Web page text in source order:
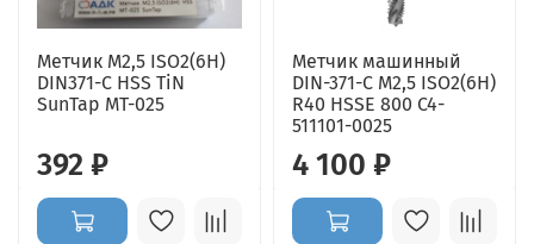
Метчик M2,5 ISO2(6H)
DIN371-C HSS TiN
SunTap MT-025
392 ₽
Метчик машинный
DIN-371-C M2,5 ISO2(6H)
R40 HSSE 800 C4-
511101-0025
4 100 ₽